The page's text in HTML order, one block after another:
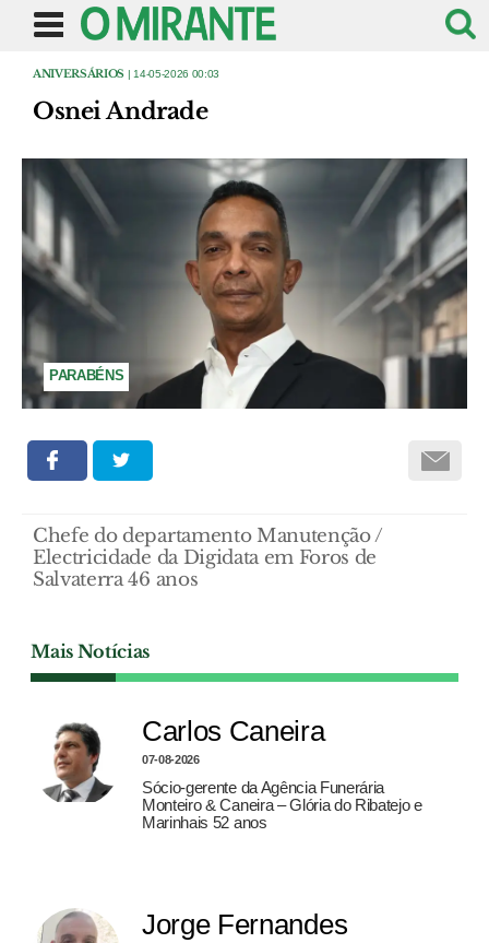
ANIVERSÁRIOS | 14-05-2026 00:03
Osnei Andrade
PARABÉNS
Chefe do departamento Manutenção /
Electricidade da Digidata em Foros de
Salvaterra 46 anos
Mais Notícias
Carlos Caneira
07-08-2026
Sócio-gerente da Agência Funerária
Monteiro & Caneira – Glória do Ribatejo e
Marinhais 52 anos
Jorge Fernandes